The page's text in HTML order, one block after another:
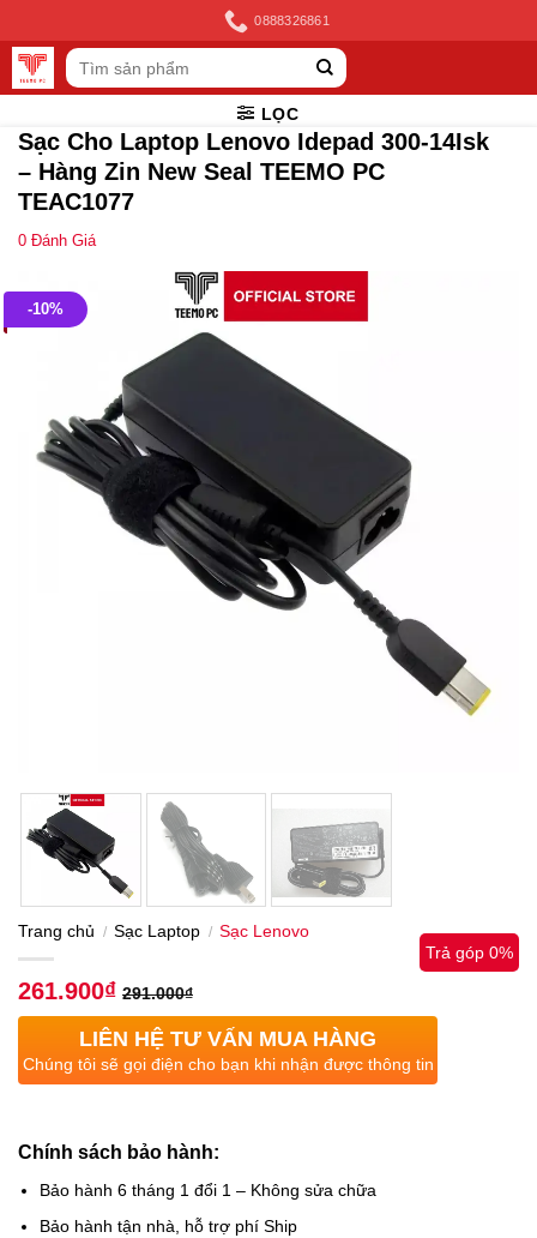
to
content
0888326861
Tìm
kiếm:
LỌC
Sạc Cho Laptop Lenovo Idepad 300-14Isk
– Hàng Zin New Seal TEEMO PC
TEAC1077
0 Đánh Giá
-10%
Trang chủ / Sạc Laptop / Sạc Lenovo
261.900₫ 291.000₫
Trả góp 0%
LIÊN HỆ TƯ VẤN MUA HÀNG
Chúng tôi sẽ gọi điện cho bạn khi nhận được thông tin
Chính sách bảo hành:
Bảo hành 6 tháng 1 đổi 1 – Không sửa chữa
Bảo hành tận nhà, hỗ trợ phí Ship